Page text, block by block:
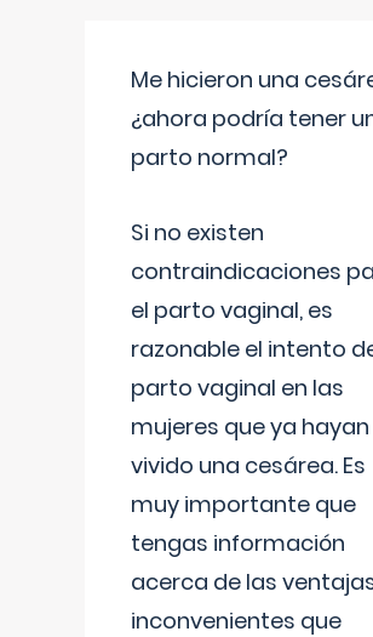
Me hicieron una
¿ahora podría tener
parto normal?
Si no existen
contraindicaciones
el parto vaginal, es
razonable el intento
parto vaginal en las
mujeres que ya hayan
vivido una cesárea. Es
muy importante que
tengas información
acerca de las
inconvenientes que